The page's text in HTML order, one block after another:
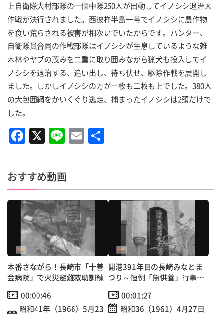
上自衛隊大村部隊の一個中隊250人が出動してイノシシ退治大
作戦が決行されました。西彼杵半島一帯でイノシシに農作物
を食い荒らされる被害が相次いでいたからです。ハンター、
自衛隊員合同の作戦部隊はイノシシが生息しているような雑
木林やヤブの茂みを二重に取り囲みながら猟犬も投入してイ
ノシシを退治する、追い出し、待ち伏せ、駆除作戦を展開し
ました。しかしイノシシの方が一枚も二枚も上でした。380人
の大包囲網をかいくぐり逃走、捕まったイノシシは2頭だけで
した。
F
a
c
e
b
o
o
k
X Li
n
e
E
m
l
おすすめ動画
本番さながら！長崎市「十善
会病院」で火災避難救助訓練
00:00:46
昭和41年（1966）5月23
開港391年目の長崎みなとま
つり～恒例「魚供養」行事
00:01:27
昭和36（1961）4月27日